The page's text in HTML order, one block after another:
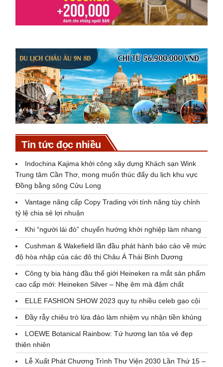
Tin tức đọc nhiều
Indochina Kajima khởi công xây dựng Khách sạn Wink
Trung tâm Cần Thơ, mong muốn thúc đẩy du lịch khu vực
Đồng bằng sông Cửu Long
Vantage nâng cấp Copy Trading với tính năng tùy chỉnh
tỷ lệ chia sẻ lợi nhuận
Khi “người lái đò” chuyển hướng khởi nghiệp làm nhang
Cushman & Wakefield lần đầu phát hành báo cáo về mức
độ hòa nhập của các đô thị Châu Á Thái Bình Dương
Công ty bia hàng đầu thế giới Heineken ra mắt sản phẩm
cao cấp mới: Heineken Silver – Nhẹ êm mà đậm chất
ELLE FASHION SHOW 2023 quy tụ nhiều celeb gạo cội
Đầy rẫy chiêu trò lừa đảo làm nhiệm vụ nhận tiền khủng
LOEWE Botanical Rainbow: Tứ hương lan tỏa vẻ đẹp
thiên nhiên
Lễ Xuất Phát Chương Trình Thư Viện 2030 Lần Thứ 15 –